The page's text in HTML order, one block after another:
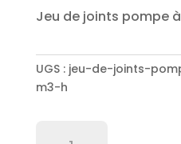
Jeu de joints pompe
UGS : jeu-de-joints-
m3-h